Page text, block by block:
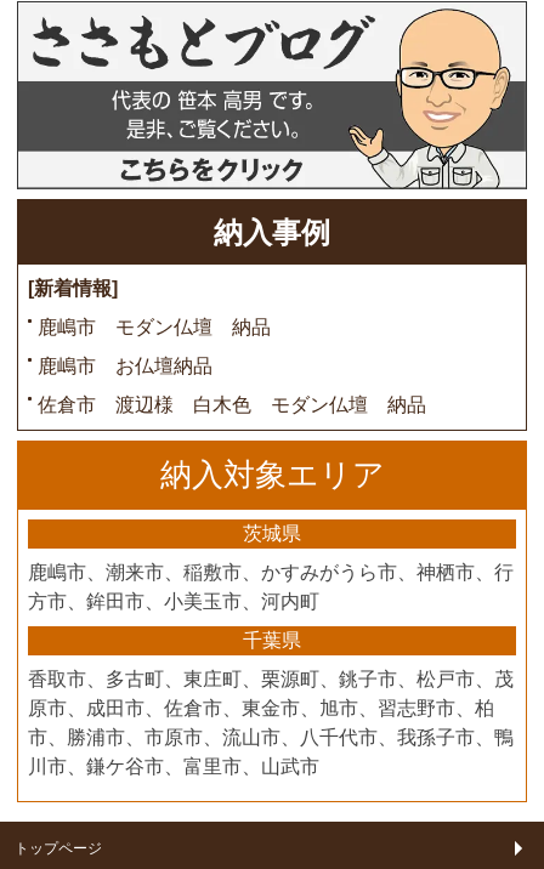
納入事例
[新着情報]
鹿嶋市 モダン仏壇 納品
鹿嶋市 お仏壇納品
佐倉市 渡辺様 白木色 モダン仏壇 納品
納入対象エリア
茨城県
鹿嶋市、潮来市、稲敷市、かすみがうら市、神栖市、行
方市、鉾田市、小美玉市、河内町
千葉県
香取市、多古町、東庄町、栗源町、銚子市、松戸市、茂
原市、成田市、佐倉市、東金市、旭市、習志野市、柏
市、勝浦市、市原市、流山市、八千代市、我孫子市、鴨
川市、鎌ケ谷市、富里市、山武市
トップページ